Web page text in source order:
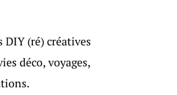
DIY (ré) créatives
déco, voyages,